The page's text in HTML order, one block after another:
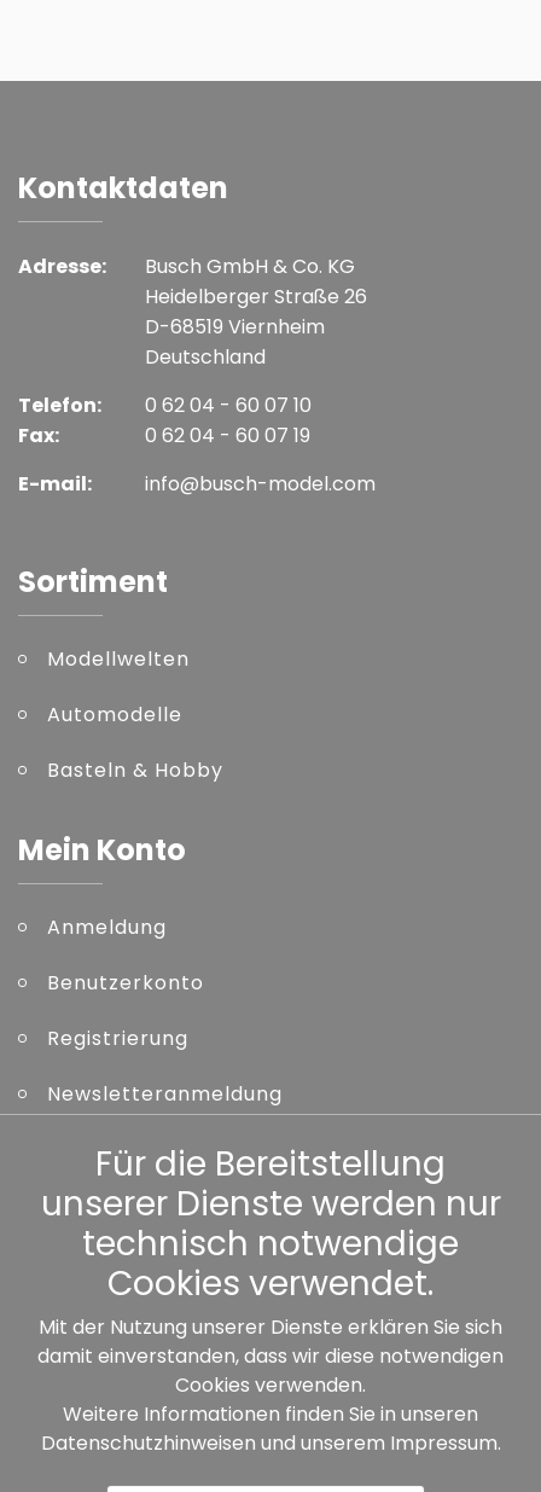
Kontaktdaten
Adresse:
Busch GmbH & Co. KG
Heidelberger Straße 26
D-68519 Viernheim
Deutschland
Telefon:
Fax:
0 62 04 - 60 07 10
0 62 04 - 60 07 19
E-mail:
info@busch-model.com
Sortiment
Modellwelten
Automodelle
Basteln & Hobby
Mein Konto
Anmeldung
Benutzerkonto
Registrierung
Newsletteranmeldung
Kennwort vergessen
Sonstiges
Unsere Partner:
Für die Bereitstellung
unserer Dienste werden nur
technisch notwendige
Cookies verwendet.
Mit der Nutzung unserer Dienste erklären Sie sich
damit einverstanden, dass wir diese notwendigen
Cookies verwenden.
Weitere Informationen finden Sie in unseren
Datenschutzhinweisen und unserem Impressum.